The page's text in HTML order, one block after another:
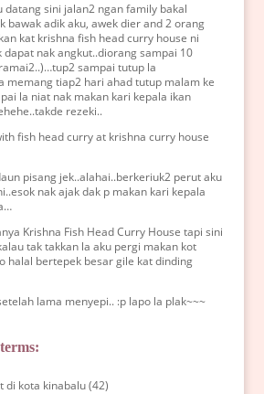
datang sini jalan2 ngan family bakal
bawak adik aku, awek dier and 2 orang
kat krishna fish head curry house ni
nak angkut..diorang sampai 10
sampai tutup la
memang tiap2 hari ahad tutup malam ke
la niat nak makan kari kepala ikan
rezeki..
pisang jek..alahai..berkeriuk2 perut aku
nak ajak dak p makan kari kepala
Krishna Fish Head Curry House tapi sini
tak takkan la aku pergi makan kot
halal bertepek besar gile kat dinding
lama menyepi.. :p lapo la plak~~~
di kota kinabalu (42)